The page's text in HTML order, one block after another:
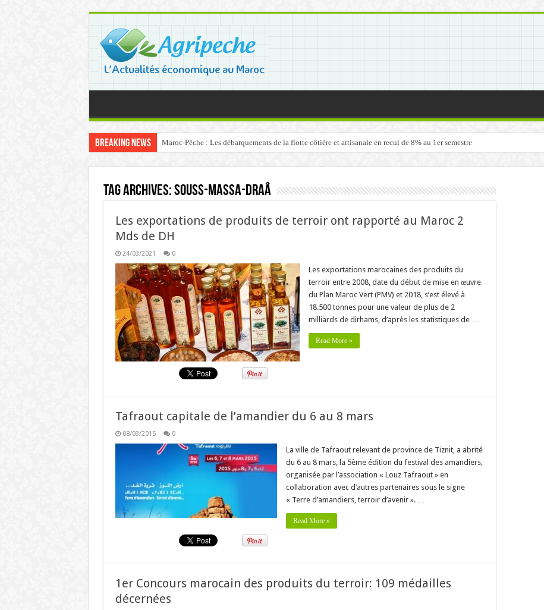
Breaking News Maroc-Pêche : Les débarquements de la flotte côtière et artisanale en recul de 8% au 1er semestre
Tag Archives:Souss-Massa-Draâ
Les exportations de produits de terroir ont rapporté au Maroc 2
Mds de DH
24/03/2021 0
Les exportations marocaines des produits du
terroir entre 2008, date du début de mise en œuvre
du Plan Maroc Vert (PMV) et 2018, s’est élevé à
18.500 tonnes pour une valeur de plus de 2
milliards de dirhams, d’après les statistiques de …
Read More »
Tafraout capitale de l’amandier du 6 au 8 mars
08/03/2015 0
La ville de Tafraout relevant de province de Tiznit, a abrité
du 6 au 8 mars, la 5ème édition du festival des amandiers,
organisée par l’association « Louz Tafraout » en
collaboration avec d’autres partenaires sous le signe
« Terre d’amandiers, terroir d’avenir ». …
Read More »
1er Concours marocain des produits du terroir: 109 médailles
décernées